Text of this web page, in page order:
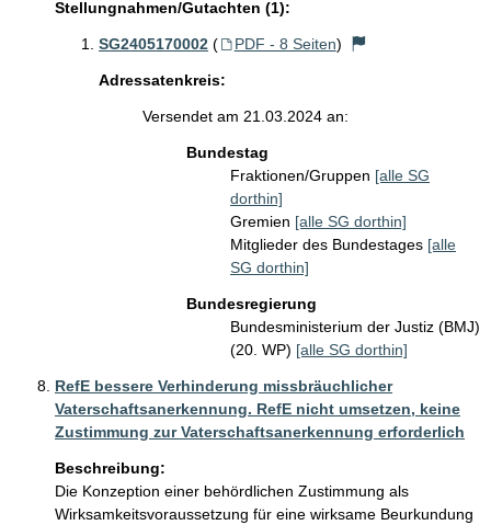
Stellungnahmen/Gutachten (1):
SG2405170002 ( PDF - 8 Seiten)
Adressatenkreis:
Versendet am 21.03.2024 an:
Bundestag
Fraktionen/Gruppen [alle SG
dorthin]
Gremien [alle SG dorthin]
Mitglieder des Bundestages [alle
SG dorthin]
Bundesregierung
Bundesministerium der Justiz (BMJ)
(20. WP) [alle SG dorthin]
RefE bessere Verhinderung missbräuchlicher
Vaterschaftsanerkennung. RefE nicht umsetzen, keine
Zustimmung zur Vaterschaftsanerkennung erforderlich
Beschreibung:
Die Konzeption einer behördlichen Zustimmung als
Wirksamkeitsvoraussetzung für eine wirksame Beurkundung